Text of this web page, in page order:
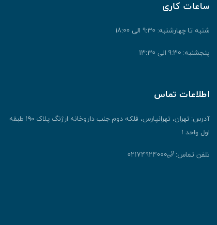
ساعات کاری
شنبه تا چهارشنبه: 9:30 الی 18:00
پنجشنبه: 9:30 الی 13:30
اطلاعات تماس
آدرس: تهران، تهرانپارس، فلکه دوم جنب داروخانه ارژنگ پلاک ۱۹۰ طبقه
اول واحد ۱
تلفن تماس: 02174924000